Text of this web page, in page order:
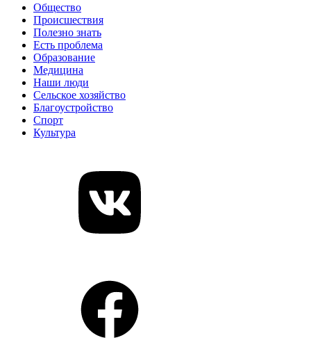
Общество
Происшествия
Полезно знать
Есть проблема
Образование
Медицина
Наши люди
Сельское хозяйство
Благоустройство
Спорт
Культура